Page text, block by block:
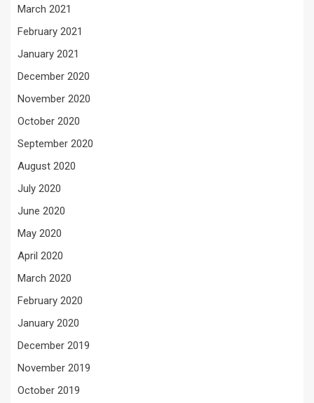
March 2021
February 2021
January 2021
December 2020
November 2020
October 2020
September 2020
August 2020
July 2020
June 2020
May 2020
April 2020
March 2020
February 2020
January 2020
December 2019
November 2019
October 2019